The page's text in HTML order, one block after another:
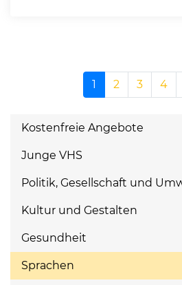
1 2 3 4
Kostenfreie Angebote
Junge VHS
Politik, Gesellschaft und
Kultur und Gestalten
Gesundheit
Sprachen